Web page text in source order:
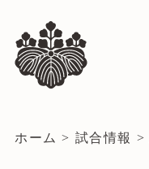
ホーム > 試合情報 >